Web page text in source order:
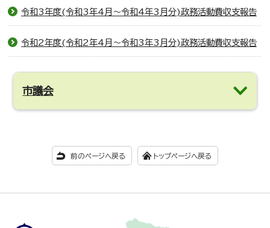
令和3年度(令和3年4月～令和4年3月分)政務活動費収支報告
令和2年度(令和2年4月～令和3年3月分)政務活動費収支報告
市議会
前のページへ戻る トップページへ戻る